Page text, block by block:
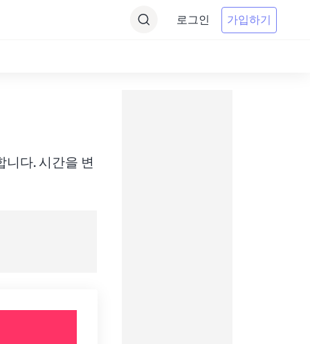
로그인 가입하기
니다. 시간을 변